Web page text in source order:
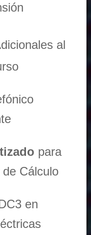
al
para
Cálculo
en